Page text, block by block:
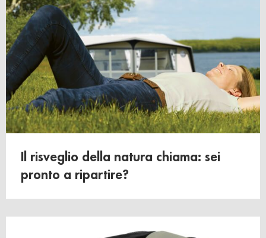
Il risveglio della natura chiama: sei
pronto a ripartire?